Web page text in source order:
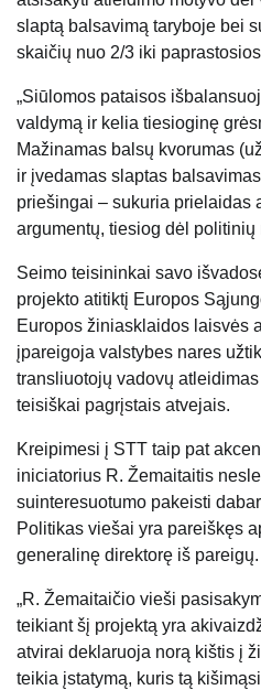
slaptą balsavimą taryboje bei
skaičių nuo 2/3 iki
„Siūlomos pataisos
valdymą ir kelia tiesioginę
Mažinamas balsų kvorumas
ir įvedamas slaptas
priešingai – sukuria prielaidas
argumentų, tiesiog dėl politinių
Seimo teisininkai savo
projekto atitiktį Europos
Europos žiniasklaidos laisvės
įpareigoja valstybes nares
transliuotojų vadovų
teisiškai pagrįstais atvejais.
Kreipimesi į STT taip pat
iniciatorius R. Žemaitaitis
suinteresuotumo pakeisti
Politikas viešai yra pareiškęs
generalinę direktorę iš pareigų.
„R. Žemaitaičio vieši
teikiant šį projektą yra
atvirai deklaruoja norą kištis į
teikia įstatymą, kuris tą